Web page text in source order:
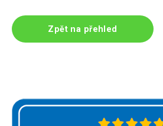
Zpět na přehled